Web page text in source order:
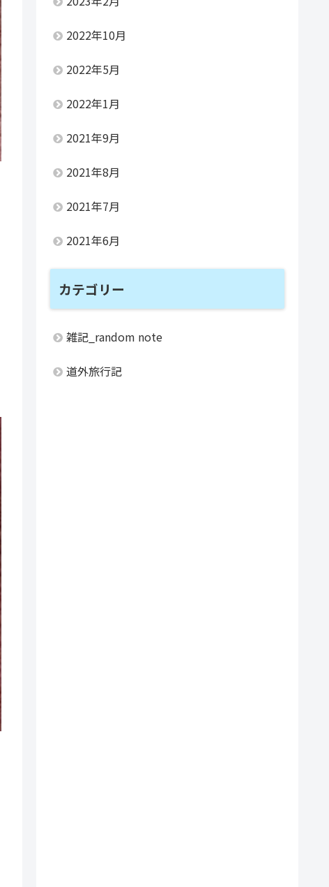
2022年10月
2022年5月
2022年1月
2021年9月
2021年8月
2021年7月
2021年6月
カテゴリー
雑記_random note
道外旅行記